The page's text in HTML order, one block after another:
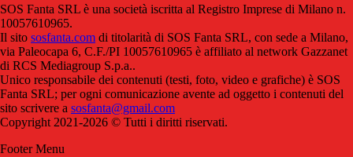
SOS Fanta SRL è una società iscritta al Registro Imprese di Milano n.
10057610965.
Il sito sosfanta.com di titolarità di SOS Fanta SRL, con sede a Milano,
via Paleocapa 6, C.F./PI 10057610965 è affiliato al network Gazzanet
di RCS Mediagroup S.p.a..
Unico responsabile dei contenuti (testi, foto, video e grafiche) è SOS
Fanta SRL; per ogni comunicazione avente ad oggetto i contenuti del
sito scrivere a sosfanta@gmail.com
Copyright 2021-2026 © Tutti i diritti riservati.
Footer Menu